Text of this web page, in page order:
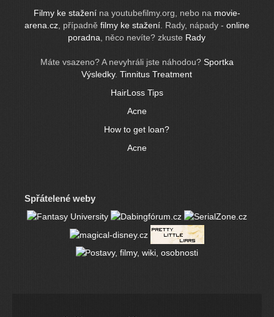
Filmy ke stažení na youtubefilmy.org, nebo na movie-
arena.cz , případně filmy ke stažení . Rady, nápady - online
poradna , něco nevíte? zkuste Rady
Máte vsazeno? A nevyhráli jste náhodou? Sportka
Výsledky.Tinnitus Treatment
HairLoss Tips
Acne
How to get loan?
Acne
Spřátelené weby